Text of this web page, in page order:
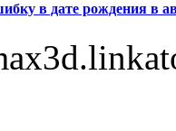
в дате рождения в